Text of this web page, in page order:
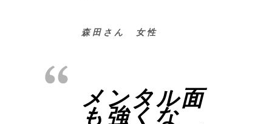
森田さん 女性
メンタル面
も強くな